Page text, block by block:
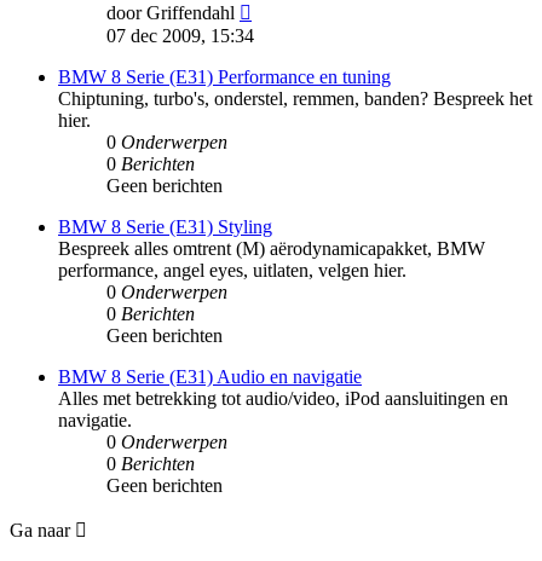
doorGriffendahl
laatste
07 dec 2009, 15:34
BMW 8 Serie (E31) Performance en tuning
Chiptuning, turbo's, onderstel, remmen, banden? Bespreek het
hier.
0 Onderwerpen
0 Berichten
Geen berichten
BMW 8 Serie (E31) Styling
Bespreek alles omtrent (M) aërodynamicapakket, BMW
performance, angel eyes, uitlaten, velgen hier.
0 Onderwerpen
0 Berichten
Geen berichten
BMW 8 Serie (E31) Audio en navigatie
Alles met betrekking tot audio/video, iPod aansluitingen en
navigatie.
0 Onderwerpen
0 Berichten
Geen berichten
Ga naar